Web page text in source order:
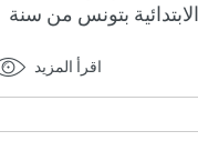
الابتدائية بتونس من سنة
اقرأ المزيد